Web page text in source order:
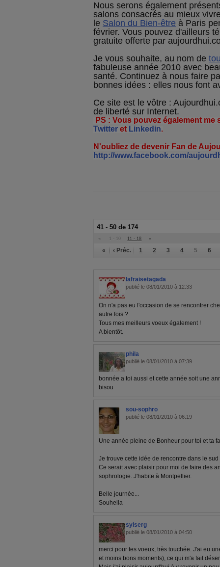
Nous serons également
salons consacrés au mieux
le Salon du Bien-être à Paris
février. Vous pouvez d'ailleurs
gratuite offerte par
Je vous souhaite, au nom de
fabuleuse année 2010 avec
santé. Continuez à nous faire
bonnes idées : elles nous font
Ce site est le vôtre :
de liberté sur Internet.
PS : Vous pouvez également
Twitter et Linkedin.
N'oubliez de devenir Fan de
http://www.facebook.com/
41 - 50 de 174
« 1 - 10 11 - 18 »
« ‹ Préc. 1 2 3 4 5 6
lafraisetagada
publié le 08/01/2010 à 12:33
On n'a pas eu l'occasion de se rencontrer
autre fois ?
Tous mes meilleurs voeux également !
A bientôt.
phila
publié le 08/01/2010 à 07:39
bonnée a toi aussi et cette année soit une
bisou
sou-sophro
publié le 08/01/2010 à 06:19
Une année pleine de Bonheur pour toi et ta
Je trouve cette idée de rencontre dans le
Ce serait avec plaisir pour moi de faire des
sophrologie. J'habite à Montpellier.
Belle journée...
Souheila
sylserg
publié le 08/01/2010 à 04:50
merci pour tes voeux, très touchée. J'ai eu
et moins bons moments), ce qui m'a fait